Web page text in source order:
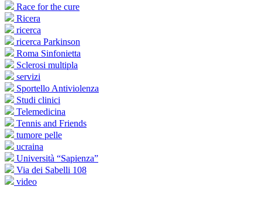
Race for the cure
Ricera
ricerca
ricerca Parkinson
Roma Sinfonietta
Sclerosi multipla
servizi
Sportello Antiviolenza
Studi clinici
Telemedicina
Tennis and Friends
tumore pelle
ucraina
Università “Sapienza”
Via dei Sabelli 108
video